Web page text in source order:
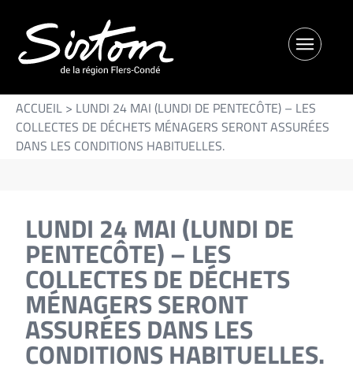
ACCUEIL > LUNDI 24 MAI (LUNDI DE PENTECÔTE) – LES
COLLECTES DE DÉCHETS MÉNAGERS SERONT ASSURÉES
DANS LES CONDITIONS HABITUELLES.
LUNDI 24 MAI (LUNDI DE
PENTECÔTE) – LES
COLLECTES DE DÉCHETS
MÉNAGERS SERONT
ASSURÉES DANS LES
CONDITIONS HABITUELLES.